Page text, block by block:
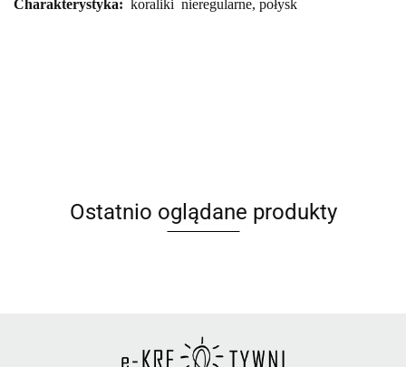
Charakterystyka: koraliki nieregularne, połysk
Ostatnio oglądane produkty